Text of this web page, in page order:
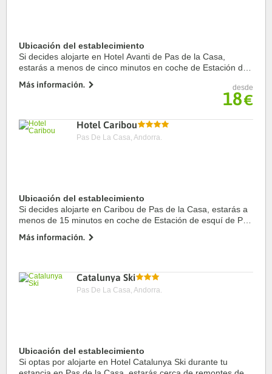
Ubicación del establecimiento
Si decides alojarte en Hotel Avanti de Pas de la Casa,
estarás a menos de cinco minutos en coche de Estación de
Además, este hotel se encuentra a 27 ...
Más información. desde
18€
Hotel Caribou
Pas De La Casa, Andorra.
Ubicación del establecimiento
Si decides alojarte en Caribou de Pas de la Casa, estarás a
menos de 15 minutos en coche de Estación de esquí de Pas
hotel se encuentra a 12,7 km de ...
Más información.
Catalunya Ski
Pas De La Casa, Andorra.
Ubicación del establecimiento
Si optas por alojarte en Hotel Catalunya Ski durante tu